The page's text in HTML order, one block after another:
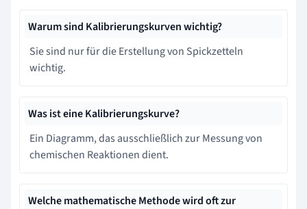
Warum sind Kalibrierungskurven wichtig?
Sie sind nur für die Erstellung von Spickzetteln
wichtig.
Was ist eine Kalibrierungskurve?
Ein Diagramm, das ausschließlich zur Messung von
chemischen Reaktionen dient.
Welche mathematische Methode wird oft zur